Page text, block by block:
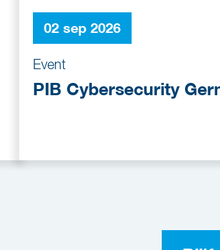
02 sep 2026
Event
PIB Cybersecurity